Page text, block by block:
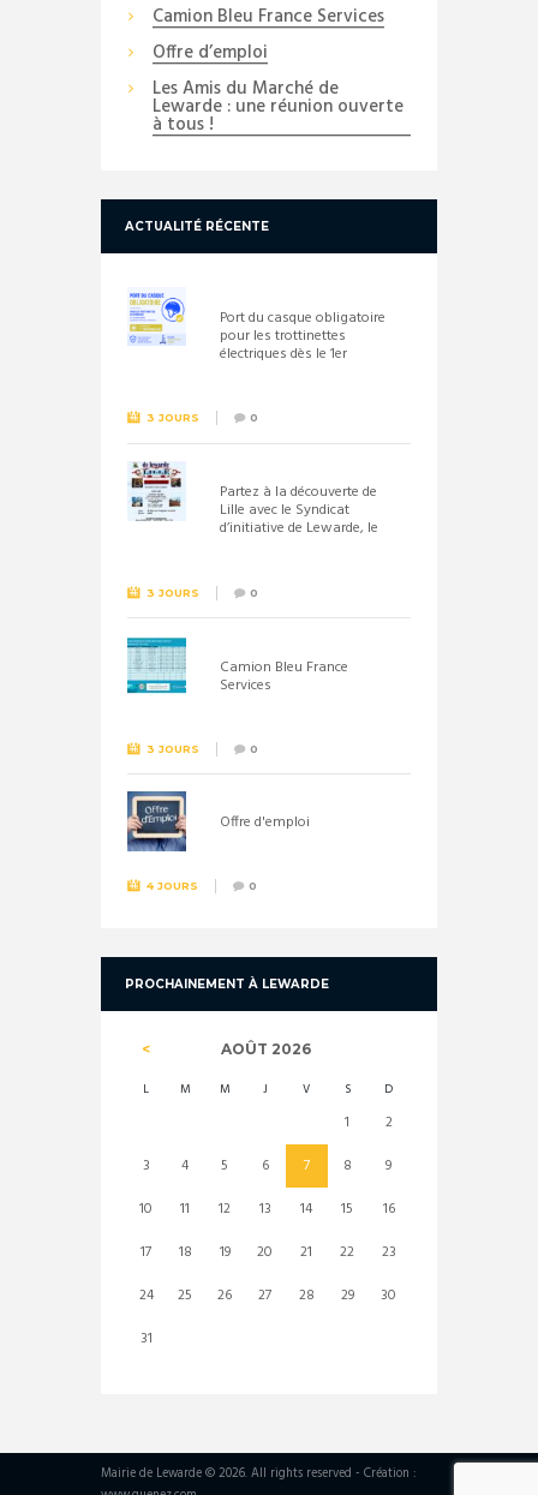
Camion Bleu France Services
Offre d’emploi
Les Amis du Marché de
Lewarde : une réunion ouverte
à tous !
ACTUALITÉ RÉCENTE
Port du casque obligatoire
pour les trottinettes
électriques dès le 1er
3 JOURS 0
Partez à la découverte de
Lille avec le Syndicat
d’initiative de Lewarde, le
3 JOURS 0
Camion Bleu France
Services
3 JOURS 0
Offre d'emploi
4 JOURS 0
PROCHAINEMENT À LEWARDE
AOÛT 2026
L M M J V S D
1
2
3
4 5 6 7 8
9
10
11 12 13 14 15
16
17
18 19 20 21 22
23
24
25 26 27 28 29
30
31
Mairie de Lewarde © 2026. All rights reserved - Création :